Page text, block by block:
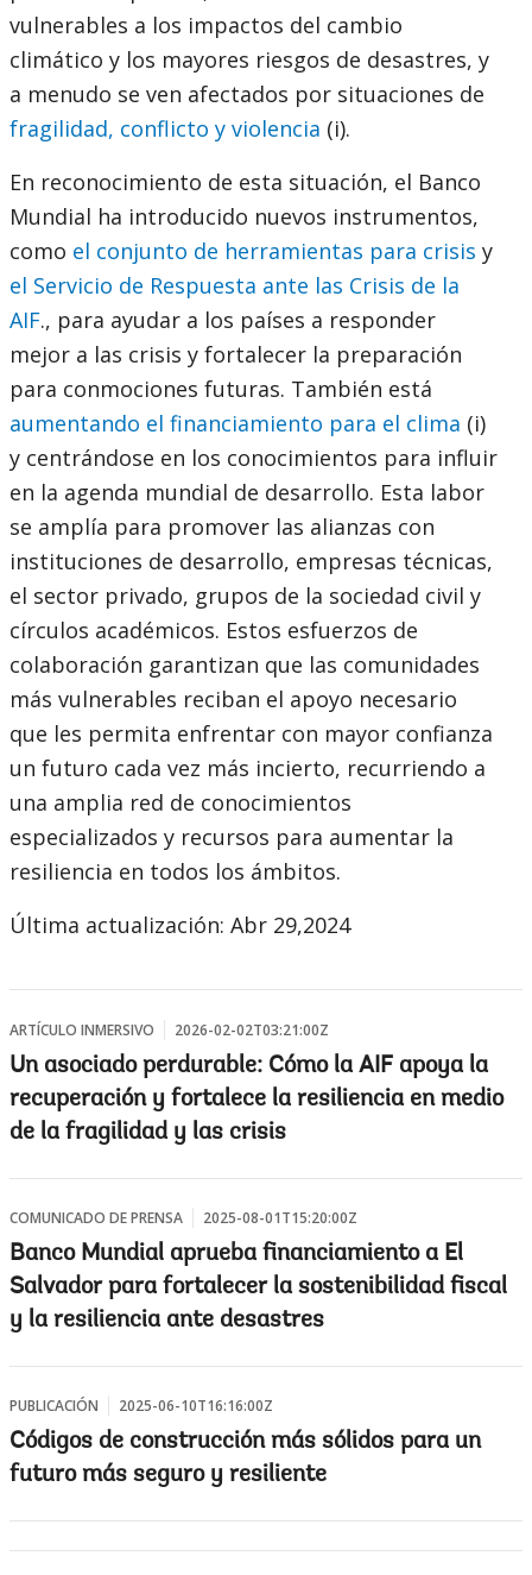
vulnerables a los impactos del cambio
climático y los mayores riesgos de desastres, y
a menudo se ven afectados por situaciones de
fragilidad, conflicto y violencia (i).
En reconocimiento de esta situación, el Banco
Mundial ha introducido nuevos instrumentos,
como el conjunto de herramientas para crisis y
el Servicio de Respuesta ante las Crisis de la
AIF., para ayudar a los países a responder
mejor a las crisis y fortalecer la preparación
para conmociones futuras. También está
aumentando el financiamiento para el clima (i)
y centrándose en los conocimientos para influir
en la agenda mundial de desarrollo. Esta labor
se amplía para promover las alianzas con
instituciones de desarrollo, empresas técnicas,
el sector privado, grupos de la sociedad civil y
círculos académicos. Estos esfuerzos de
colaboración garantizan que las comunidades
más vulnerables reciban el apoyo necesario
que les permita enfrentar con mayor confianza
un futuro cada vez más incierto, recurriendo a
una amplia red de conocimientos
especializados y recursos para aumentar la
resiliencia en todos los ámbitos.
Última actualización: Abr 29,2024
ARTÍCULO INMERSIVO 2026-02-02T03:21:00Z
Un asociado perdurable: Cómo la AIF apoya la
recuperación y fortalece la resiliencia en medio
de la fragilidad y las crisis
COMUNICADO DE PRENSA 2025-08-01T15:20:00Z
Banco Mundial aprueba financiamiento a El
Salvador para fortalecer la sostenibilidad fiscal
y la resiliencia ante desastres
PUBLICACIÓN 2025-06-10T16:16:00Z
Códigos de construcción más sólidos para un
futuro más seguro y resiliente